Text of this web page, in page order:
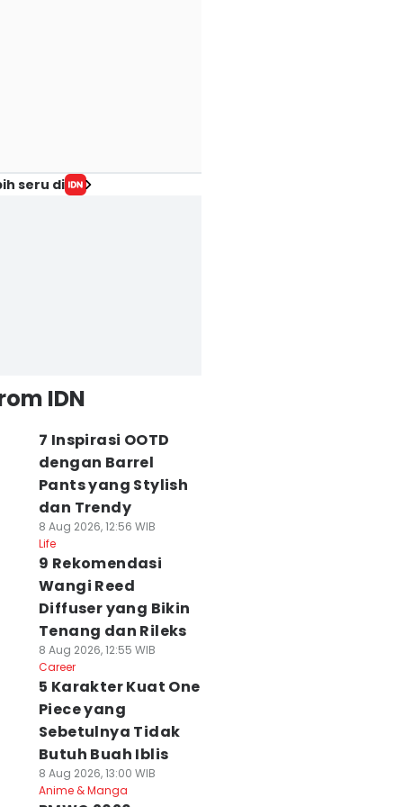
seru di
IDN
7 Inspirasi OOTD
dengan Barrel
Pants yang Stylish
dan Trendy
8 Aug 2026, 12:56 WIB
Life
9 Rekomendasi
Wangi Reed
Diffuser yang Bikin
Tenang dan Rileks
8 Aug 2026, 12:55 WIB
Career
5 Karakter Kuat One
Piece yang
Sebetulnya Tidak
Butuh Buah Iblis
8 Aug 2026, 13:00 WIB
Anime & Manga